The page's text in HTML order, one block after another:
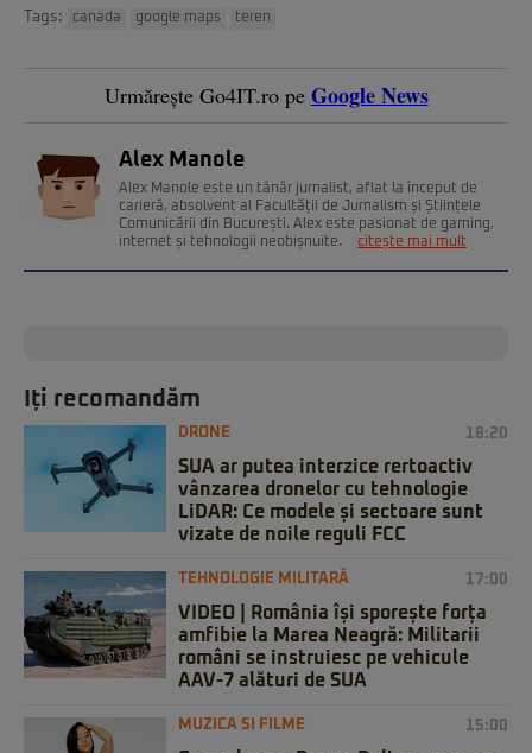
Tags: canada google maps teren
Urmărește Go4IT.ro pe Google News
Alex Manole
Alex Manole este un tânăr jurnalist, aflat la început de
carieră, absolvent al Facultății de Jurnalism și Științele
Comunicării din București. Alex este pasionat de gaming,
internet și tehnologii neobișnuite.
citește mai mult
Iți recomandăm
DRONE 18:20
SUA ar putea interzice rertoactiv
vânzarea dronelor cu tehnologie
LiDAR: Ce modele și sectoare sunt
vizate de noile reguli FCC
TEHNOLOGIE MILITARĂ 17:00
VIDEO | România își sporește forța
amfibie la Marea Neagră: Militarii
români se instruiesc pe vehicule
AAV-7 alături de SUA
MUZICA SI FILME 15:00